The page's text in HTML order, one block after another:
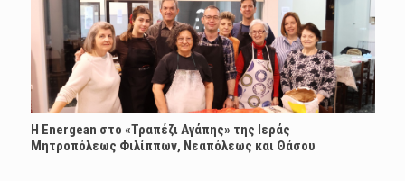
H Energean στο «Τραπέζι Αγάπης» της Ιεράς
Μητροπόλεως Φιλίππων, Νεαπόλεως και Θάσου